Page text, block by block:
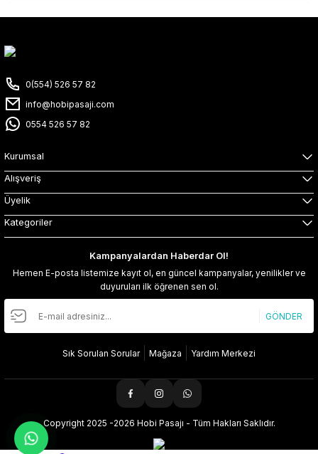
0(554) 526 57 82
info@hobipasaji.com
0554 526 57 82
Kurumsal
Alışveriş
Üyelik
Kategoriler
Kampanyalardan Haberdar Ol!
Hemen E-posta listemize kayıt ol, en güncel kampanyalar, yenilikler ve
duyuruları ilk öğrenen sen ol.
GÖNDER
Sık Sorulan Sorular Mağaza Yardım Merkezi
Copyright 2025 -2026 Hobi Pasajı - Tüm Hakları Saklıdır.